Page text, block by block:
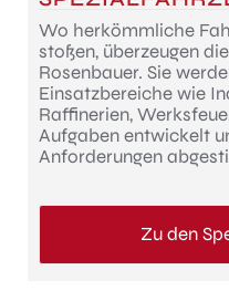
Wo herkömmliche
stoßen, überzeugen
Rosenbauer. Sie
Einsatzbereiche wie
Raffinerien,
Aufgaben entwickelt
Anforderungen
Zu den